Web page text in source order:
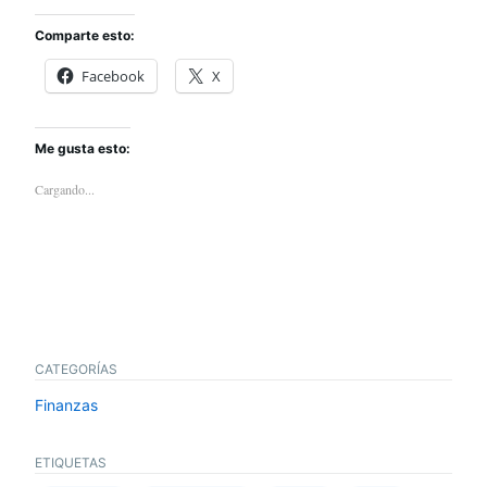
Comparte esto:
Facebook X
Me gusta esto:
Cargando...
CATEGORÍAS
Finanzas
ETIQUETAS